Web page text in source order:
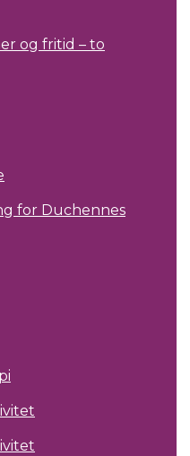
og fritid – to
for Duchennes